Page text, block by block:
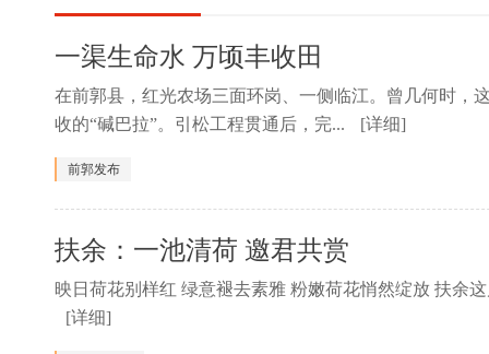
一渠生命水 万顷丰收田
在前郭县，红光农场三面环岗、一侧临江。曾几何时，
收的“碱巴拉”。引松工程贯通后，完...
[详细]
前郭发布
扶余：一池清荷 邀君共赏
映日荷花别样红 绿意褪去素雅 粉嫩荷花悄然绽放 扶余
[详细]